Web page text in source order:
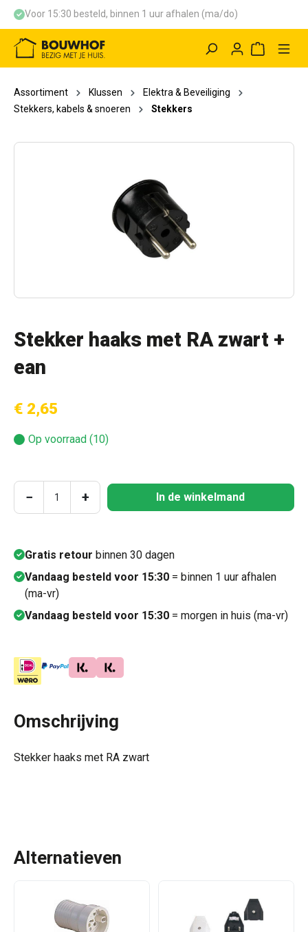
Voor 15:30 besteld, binnen 1 uur afhalen (ma/do)
Assortiment Klussen
Elektra & Beveiliging
Stekkers, kabels & snoeren
Stekkers
Stekker haaks met RA zwart +
ean
€ 2,65
Op voorraad (10)
Producthoeveelheid: Voer de gewenste
− + In de winkelmand
Gratis retour binnen 30 dagen
Vandaag besteld voor 15:30 = binnen 1 uur afhalen
(ma-vr)
Vandaag besteld voor 15:30 = morgen in huis (ma-vr)
Omschrijving
Stekker haaks met RA zwart
Alternatieven